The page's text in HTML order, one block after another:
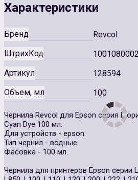
Характеристики
Бренд
Revcol
ШтрихКод
Артикул
128594
Объем, мл
100
Чернила Revcol для Epson серия L
Cyan Dye 100 мл.
Для устройств - epson
Тип чернил - водные
Фасовка - 100 мл.
Чернила для принтеров Epson серии